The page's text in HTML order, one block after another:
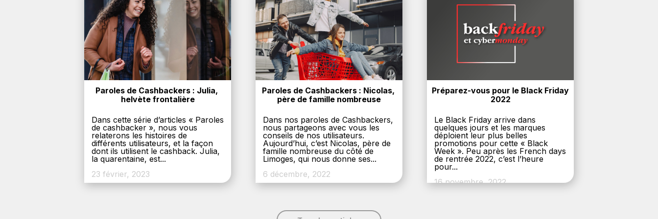
Paroles de Cashbackers : Julia,
helvète frontalière
Dans cette série d’articles « Paroles
de cashbacker », nous vous
relaterons les histoires de
différents utilisateurs, et la façon
dont ils utilisent le cashback. Julia,
la quarentaine, est...
23 février, 2023
Paroles de Cashbackers : Nicolas,
père de famille nombreuse
Dans nos paroles de Cashbackers,
nous partageons avec vous les
conseils de nos utilisateurs.
Aujourd’hui, c’est Nicolas, père de
famille nombreuse du côté de
Limoges, qui nous donne ses...
6 décembre, 2022
Préparez-vous pour le Black Friday
2022
Le Black Friday arrive dans
quelques jours et les marques
déploient leur plus belles
promotions pour cette « Black
Week ». Peu après les French days
de rentrée 2022, c’est l’heure
pour...
16 novembre, 2022